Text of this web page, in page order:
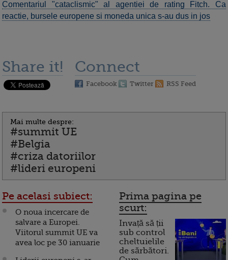
Comentariul "cataclismic" al agentiei de rating Fitch. Ca
reactie, bursele europene si moneda unica s-au dus in jos
Share it! Connect
Facebook Twitter RSS Feed
Mai multe despre:
#summit UE
#Belgia
#criza datoriilor
#lideri europeni
Pe acelasi subiect:
O noua incercare de
salvare a Europei.
Viitorul summit UE va
avea loc pe 30 ianuarie
Prima pagina pe
scurt:
Invață să ții
sub control
cheltuielile
de sărbători.